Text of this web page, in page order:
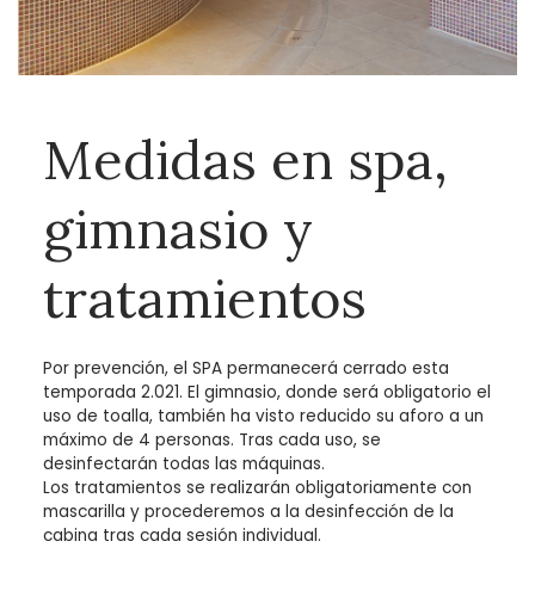
Medidas en spa,
gimnasio y
tratamientos
Por prevención, el SPA permanecerá cerrado esta
temporada 2.021. El gimnasio, donde será obligatorio el
uso de toalla, también ha visto reducido su aforo a un
máximo de 4 personas. Tras cada uso, se
desinfectarán todas las máquinas.
Los tratamientos se realizarán obligatoriamente con
mascarilla y procederemos a la desinfección de la
cabina tras cada sesión individual.